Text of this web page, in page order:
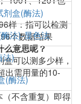
样：指可以检测
个数据结果
么意思呢？
可以测多少样，
出需用量的10-
不含重复）即得
剂盒(酶法)
法)-显色法
法)
(酶法)